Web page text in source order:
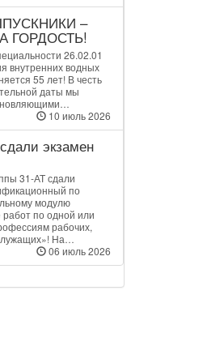
–
ГОРДОСТЬ!
26.02.01
внутренних водных
55 лет! В честь
даты мы
10 июль 2026
экзамен
31‑АТ сдали
по
модулю
по одной или
рабочих,
На…
06 июль 2026